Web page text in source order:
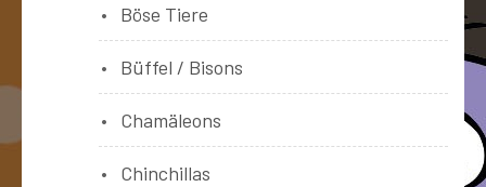
Böse Tiere
Büffel / Bisons
Chamäleons
Chinchillas